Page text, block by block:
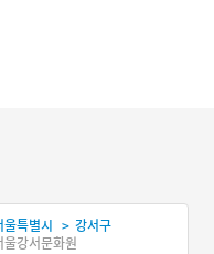
울특별시 > 강서구
울강서문화원